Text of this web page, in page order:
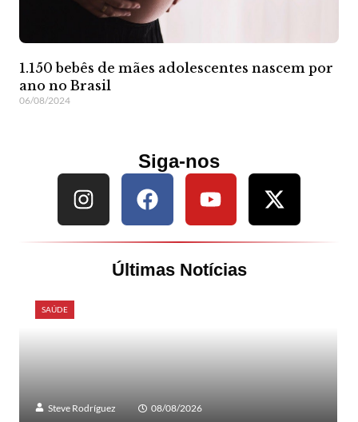
1.150 bebês de mães adolescentes nascem por
ano no Brasil
06/08/2024
Siga-nos
Últimas Notícias
SAÚDE
Steve Rodríguez 08/08/2026